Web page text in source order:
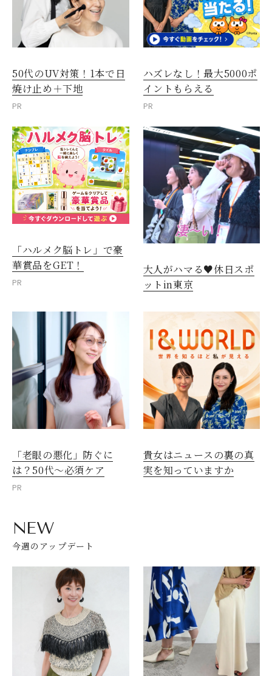
50代のUV対策！1本で日
焼け止め＋下地
PR
ハズレなし！最大5000ポ
イントもらえる
PR
「ハルメク脳トレ」で豪
華賞品をGET！
PR
大人がハマる♥休日スポ
ットin東京
「老眼の悪化」防ぐに
は？50代～必須ケア
PR
貴女はニュースの裏の真
実を知っていますか
NEW
今週のアップデート